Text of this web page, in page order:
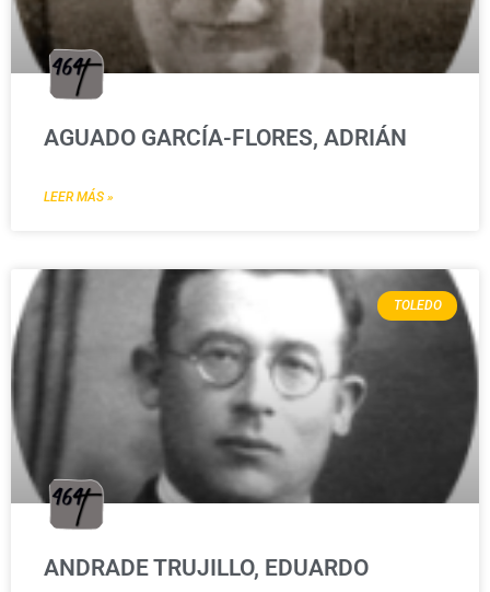
AGUADO GARCÍA-FLORES, ADRIÁN
LEER MÁS »
TOLEDO
ANDRADE TRUJILLO, EDUARDO